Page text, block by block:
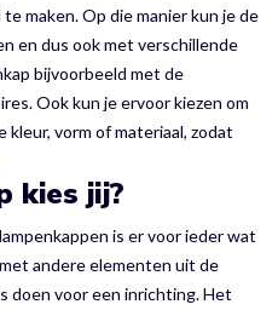
maken. Op die manier kun je de
en dus ook met verschillende
bijvoorbeeld met de
Ook kun je ervoor kiezen om
kleur, vorm of materiaal, zodat
kies jij?
is er voor ieder wat
andere elementen uit de
doen voor een inrichting. Het